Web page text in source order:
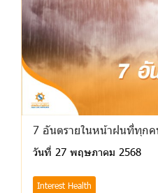
7 อันตรายในหน้าฝนที่ทุกค
วันที่ 27 พฤษภาคม 2568
Interest Health